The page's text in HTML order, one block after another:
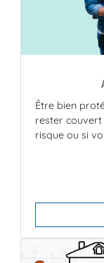
Être bien
rester couvert
risque ou si